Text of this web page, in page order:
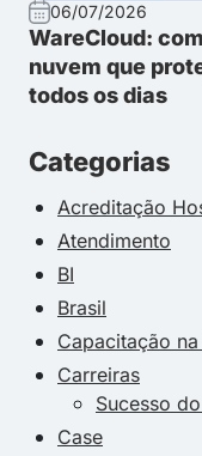
06/07/2026
WareCloud:
nuvem que
todos os dias
Categorias
Acreditação
Atendimento
BI
Brasil
Capacitação
Carreiras
Sucesso
Case